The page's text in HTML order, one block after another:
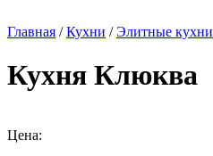
Главная /Кухни /Элитные кухни
Кухня Клюква
Цена: